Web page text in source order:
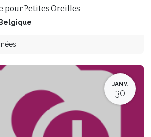
pour Petites Oreilles
Belgique
JANV.
30